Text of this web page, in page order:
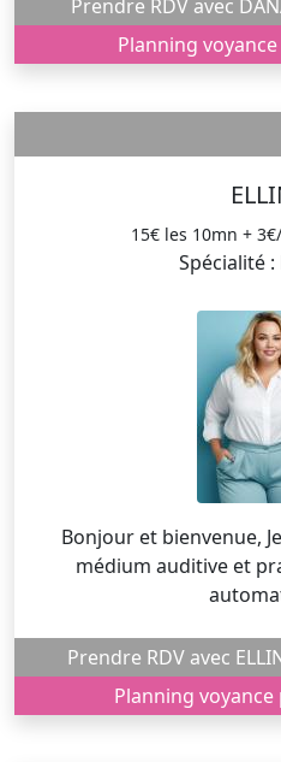
Planning
15€ les 10mn +
Spécialité :
Bonjour et bienvenue,
médium auditive et
Planning voyance